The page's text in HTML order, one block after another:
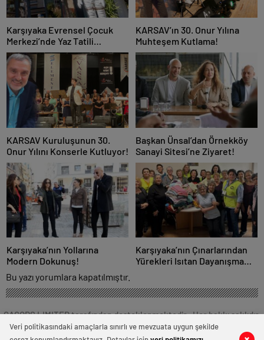
Karşıyaka Evrensel Çocuk
Merkezi’nde Yaz Tatili
Dopdolu Geçecek!
KARSAV’ın 30. Onur Yılına
Muhteşem Kutlama!
KARSAV Kuruluşunun 30.
Onur Yılını Konserle Kutluyor!
Başkan Ünsal’dan Örnekköy
Sanayi Sitesi’ne Ziyaret!
Karşıyaka’nın Yollarına
Modern Dokunuş!
Karşıyaka’nın Çınarlarından
Yürekleri Isıtan Dayanışma
Bu yazı yorumlara kapatılmıştır.
CAGORS LIMITED tarafından desteklenmektedir . Her hakkı saklıdır.
Veri politikasındaki amaçlarla sınırlı ve mevzuata uygun şekilde